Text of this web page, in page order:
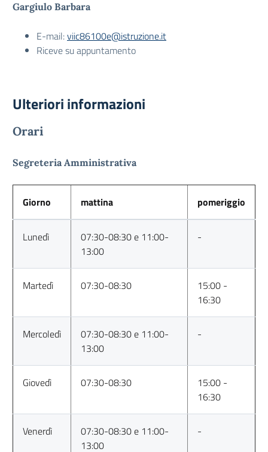
Gargiulo Barbara
E-mail:viic86100e@istruzione.it
Riceve su appuntamento
Ulteriori informazioni
Orari
Segreteria Amministrativa
Giorno mattina pomeriggio
Lunedì
07:30-08:30 e 11:00-
13:00
-
Martedì 07:30-08:30
15:00 -
16:30
Mercoledì
07:30-08:30 e 11:00-
13:00
-
Giovedì 07:30-08:30
15:00 -
16:30
Venerdì
07:30-08:30 e 11:00-
13:00
-